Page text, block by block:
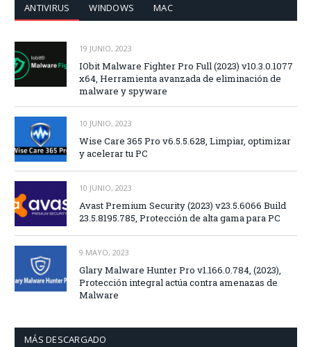
ANTIVIRUS WINDOWS MAC
19 JUNIO, 2023
IObit Malware Fighter Pro Full (2023) v10.3.0.1077
x64, Herramienta avanzada de eliminación de
malware y spyware
10 JUNIO, 2023
Wise Care 365 Pro v6.5.5.628, Limpiar, optimizar
y acelerar tu PC
10 JUNIO, 2023
Avast Premium Security (2023) v23.5.6066 Build
23.5.8195.785, Protección de alta gama para PC
9 MAYO, 2023
Glary Malware Hunter Pro v1.166.0.784, (2023),
Protección integral actúa contra amenazas de
Malware
MÁS DESCARGADO